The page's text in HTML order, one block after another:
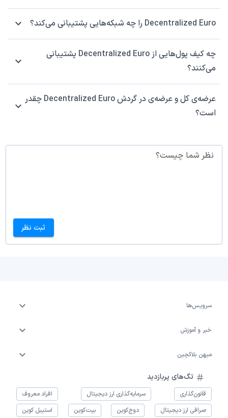
Decentralized Euro را چه شبکه‌هایی پشتیبانی می‌کند؟
چه کیف پول‌هایی از Decentralized Euro پشتیبانی
می‌کنند؟
عرضه‌ی کل و عرضه‌ی در گردش Decentralized Euro چقدر
است؟
نظر شما چیست؟
ثبت نظر
سرویس‌ها
خبر و آموزش
میهن بلاکچین
تگ‌های پربازدید
قانون‌گذاری سرمایه‌گذاری ارز دیجیتال
افراد معروف
صرافی ارز دیجیتال
دوج‌کوین بیت‌کوین استیبل کوین